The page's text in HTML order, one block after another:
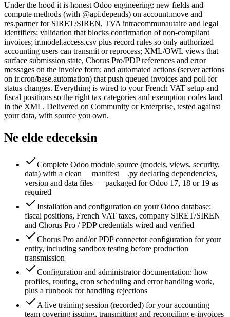
Under the hood it is honest Odoo engineering: new fields and
compute methods (with @api.depends) on account.move and
res.partner for SIRET/SIREN, TVA intracommunautaire and legal
identifiers; validation that blocks confirmation of non-compliant
invoices; ir.model.access.csv plus record rules so only authorized
accounting users can transmit or reprocess; XML/OWL views that
surface submission state, Chorus Pro/PDP references and error
messages on the invoice form; and automated actions (server actions
on ir.cron/base.automation) that push queued invoices and poll for
status changes. Everything is wired to your French VAT setup and
fiscal positions so the right tax categories and exemption codes land
in the XML. Delivered on Community or Enterprise, tested against
your data, with source you own.
Ne elde edeceksin
Complete Odoo module source (models, views, security,
data) with a clean __manifest__.py declaring dependencies,
version and data files — packaged for Odoo 17, 18 or 19 as
required
Installation and configuration on your Odoo database:
fiscal positions, French VAT taxes, company SIRET/SIREN
and Chorus Pro / PDP credentials wired and verified
Chorus Pro and/or PDP connector configuration for your
entity, including sandbox testing before production
transmission
Configuration and administrator documentation: how
profiles, routing, cron scheduling and error handling work,
plus a runbook for handling rejections
A live training session (recorded) for your accounting
team covering issuing, transmitting and reconciling e-invoices